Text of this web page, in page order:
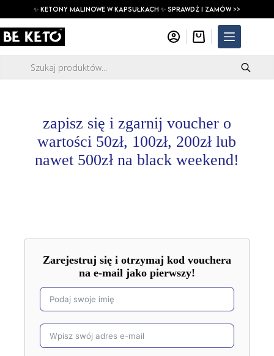
treści
✨ ketony malinowe w kapsułkach ✨ SPRAWDŹ I ZAMÓW >>
Koszyk
produktów
zapisz się i zgarnij voucher o
wartości 50zł, 100zł, 200zł lub
nawet 500zł na black weekend!
Zarejestruj się i otrzymaj kod vouchera
na e-mail jako pierwszy!